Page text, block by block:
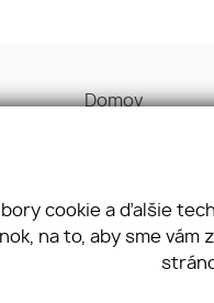
Domov
Ponúknite nám
Referencie
cookie a ďalšie
na to, aby sme vám